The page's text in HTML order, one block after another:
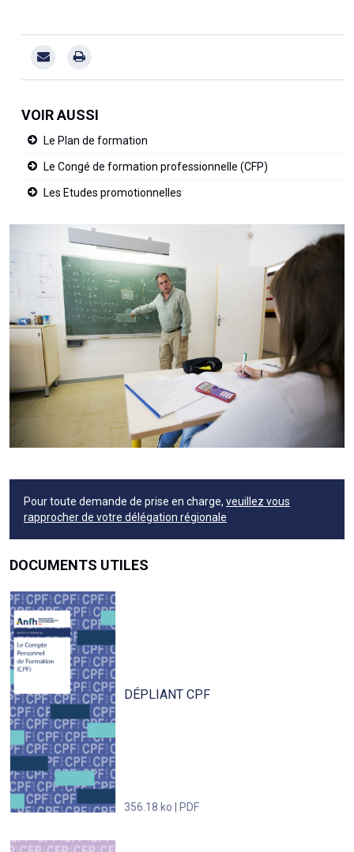
VOIR AUSSI
Le Plan de formation
Le Congé de formation professionnelle (CFP)
Les Etudes promotionnelles
Pour toute demande de prise en charge, veuillez vous
rapprocher de votre délégation régionale
DOCUMENTS UTILES
DÉPLIANT CPF
356.18 ko | PDF